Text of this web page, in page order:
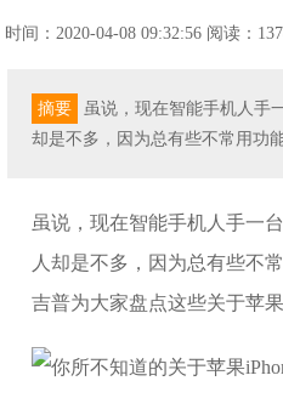
时间：2020-04-08 09:32:56 阅读：
摘要
虽说，现在智能手机人手
却是不多，因为总有些不常用功
虽说，现在智能手机人手一
人却是不多，因为总有些不
吉普为大家盘点这些关于苹